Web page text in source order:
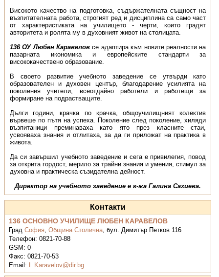
Високото качество на подготовка, съдържа­телната същност на
възпитателната работа, строгият ред и дисциплина са само част
от характери­стиката на училището - черти, които градят
авторитета и ролята му в духовният живот на столицата.
136 ОУ Любен Каравелов се адаптира към новите реалности на
пазарната икономика и европейските стандарти за
висококачествено образование.
В своето развитие учебното заведение се утвърди като
образователен и духовен център, благода­рение усилията на
поколения учители, всеотдайно работели и работещи за
формиране на подрастващите.
Дълги години, крачка по крачка, общоучилищният колектив
вървеше по пътя на успеха. По­ко­­ле­ние след поколение, хиляди
възпитаници преминаваха като ято през класните стаи,
усвояваха знания и отлитаха, за да ги приложат на практика в
живота.
Да си завършил учебното заведение и сега е привилегия, повод
за открита гордост, мерило за трайни знания и умения, стимул за
духовна и практическа съзидателна дейност.
Директор на учебното заведение е г-жа Галина Сахиева.
Контакти
136 ОСНОВНО УЧИЛИЩЕ ЛЮБЕН КАРАВЕЛОВ
ГрадСофия,Община Столична,бул. Димитър Петков 116
Телефон:0821-70-88
GSM:0-
Факс:0821-70-53
Email: L.Karavelov@dir.bg